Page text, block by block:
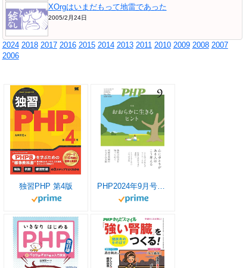
XOrgはいまだもって地雷であった
2005/2月24日
2024 2018 2017 2016 2015 2014 2013 2011 2010 2009 2008 2007
2006
独習PHP 第4版 PHP2024年9月号：おおらかに生きるヒント